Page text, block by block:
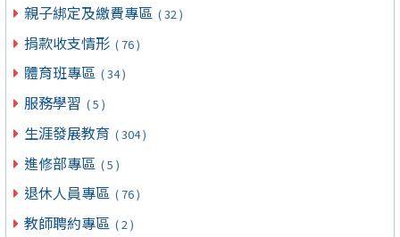
親子綁定及繳費專區 ( 32 )
捐款收支情形 ( 76 )
體育班專區 ( 34 )
服務學習 ( 5 )
生涯發展教育 ( 304 )
進修部專區 ( 5 )
退休人員專區 ( 76 )
教師聘約專區 ( 2 )